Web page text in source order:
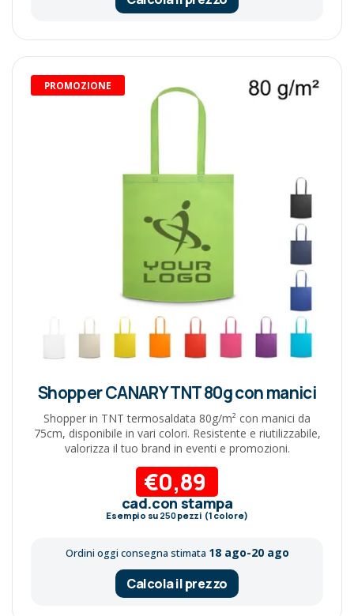
PROMOZIONE
Shopper CANARY TNT 80g con manici
Shopper in TNT termosaldata 80g/m² con manici da
75cm, disponibile in vari colori. Resistente e riutilizzabile,
valorizza il tuo brand in eventi e promozioni.
€0,89
cad.con stampa
Esempio su 250pezzi (1 colore)
Ordini oggi consegna stimata 18 ago-20 ago
Calcola il prezzo